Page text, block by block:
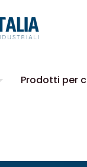
Prodotti per